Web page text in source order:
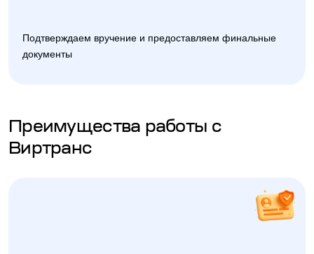
Подтверждаем вручение и предоставляем финальные
документы
Преимущества работы с
Виртранс